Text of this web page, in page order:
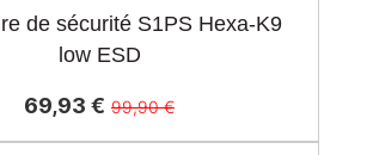
de sécurité S1PS Hexa-K9
low ESD
69,93 € 99,90 €